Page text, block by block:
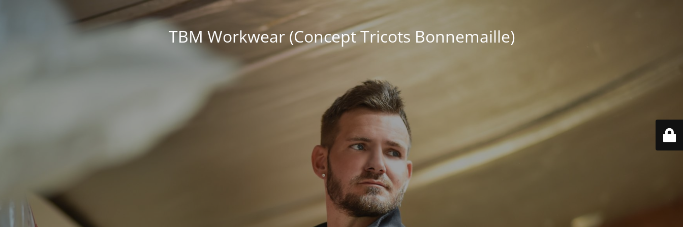
TBM Workwear (Concept Tricots Bonnemaille)